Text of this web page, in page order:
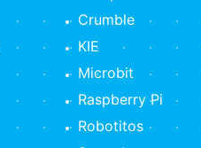
Crumble
KIE
Microbit
Raspberry Pi
Robotitos